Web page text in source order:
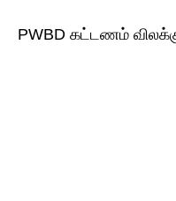
PWBD கட்டணம்